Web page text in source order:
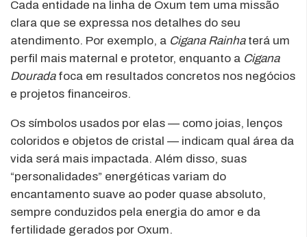
Cada entidade na linha de Oxum tem uma missão
clara que se expressa nos detalhes do seu
atendimento. Por exemplo, a Cigana Rainhaterá um
perfil mais maternal e protetor, enquanto a Cigana
Douradafoca em resultados concretos nos negócios
e projetos financeiros.
Os símbolos usados por elas — como joias, lenços
coloridos e objetos de cristal — indicam qual área da
vida será mais impactada. Além disso, suas
“personalidades” energéticas variam do
encantamento suave ao poder quase absoluto,
sempre conduzidos pela energia do amor e da
fertilidade gerados por Oxum.